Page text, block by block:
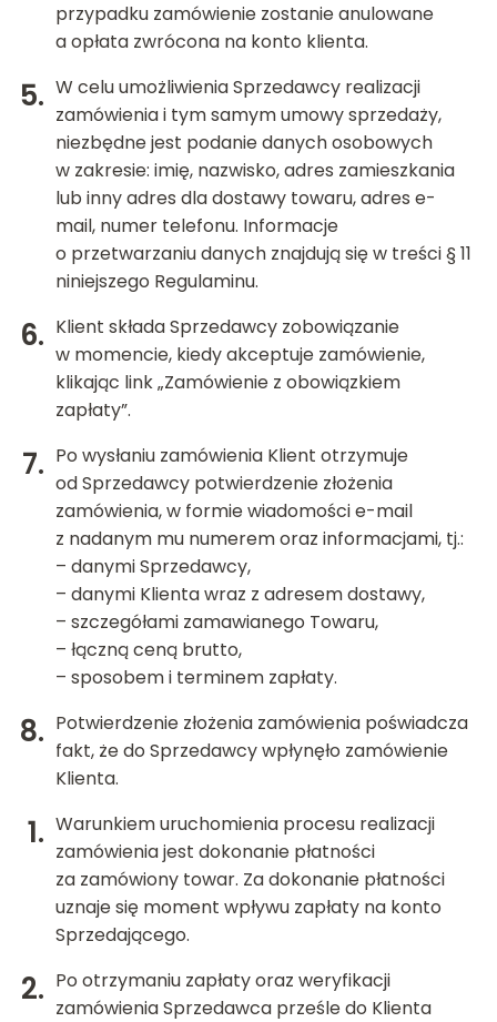
przypadku zamówienie zostanie anulowane
a opłata zwrócona na konto klienta.
W celu umożliwienia Sprzedawcy realizacji
zamówienia i tym samym umowy sprzedaży,
niezbędne jest podanie danych osobowych
w zakresie: imię, nazwisko, adres zamieszkania
lub inny adres dla dostawy towaru, adres e-
mail, numer telefonu. Informacje
o przetwarzaniu danych znajdują się w treści § 11
niniejszego Regulaminu.
Klient składa Sprzedawcy zobowiązanie
w momencie, kiedy akceptuje zamówienie,
klikając link „Zamówienie z obowiązkiem
zapłaty”.
Po wysłaniu zamówienia Klient otrzymuje
od Sprzedawcy potwierdzenie złożenia
zamówienia, w formie wiadomości e-mail
z nadanym mu numerem oraz informacjami, tj.:
– danymi Sprzedawcy,
– danymi Klienta wraz z adresem dostawy,
– szczegółami zamawianego Towaru,
– łączną ceną brutto,
– sposobem i terminem zapłaty.
Potwierdzenie złożenia zamówienia poświadcza
fakt, że do Sprzedawcy wpłynęło zamówienie
Klienta.
Warunkiem uruchomienia procesu realizacji
zamówienia jest dokonanie płatności
za zamówiony towar. Za dokonanie płatności
uznaje się moment wpływu zapłaty na konto
Sprzedającego.
Po otrzymaniu zapłaty oraz weryfikacji
zamówienia Sprzedawca prześle do Klienta